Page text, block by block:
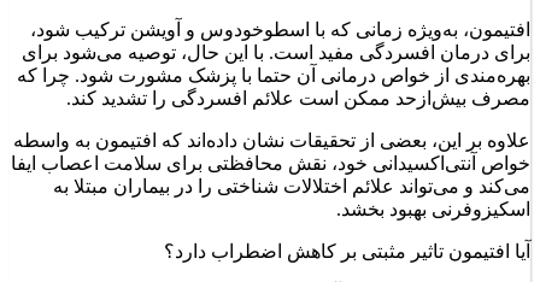
افتیمون، به‌ویژه زمانی که با اسطوخودوس و آویشن ترکیب شود،
برای درمان افسردگی مفید است. با این حال، توصیه می‌شود برای
بهره‌مندی از خواص درمانی آن حتما با پزشک مشورت شود. چرا که
مصرف بیش‌ازحد ممکن است علائم افسردگی را تشدید کند.
علاوه بر این، بعضی از تحقیقات نشان داده‌اند که افتیمون به واسطه
خواص آنتی‌اکسیدانی خود، نقش محافظتی برای سلامت اعصاب ایفا
می‌کند و می‌تواند علائم اختلالات شناختی را در بیماران مبتلا به
اسکیزوفرنی بهبود بخشد.
آیا افتیمون تاثیر مثبتی بر کاهش اضطراب دارد؟